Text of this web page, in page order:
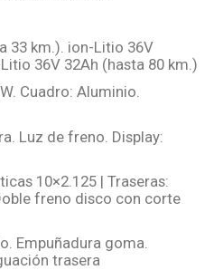
33 km.). ion-Litio 36V
36V 32Ah (hasta 80 km.)
Cuadro: Aluminio.
Luz de freno. Display:
10×2.125 | Traseras:
freno disco con corte
Empuñadura goma.
trasera